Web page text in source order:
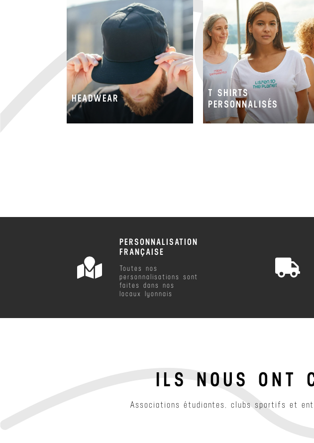
HEADWEAR
T SHIRTS
PERSONNALISÉS
PERSONNALISATION
FRANÇAISE
Toutes nos
personnalisations sont
faites dans nos
locaux lyonnais
ILS NOUS ONT
Associations étudiantes, clubs sportifs et